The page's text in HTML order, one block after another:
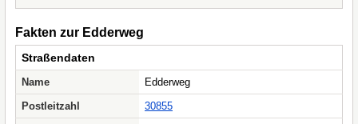
Fakten zur Edderweg
Straßendaten
Name
Edderweg
Postleitzahl
30855